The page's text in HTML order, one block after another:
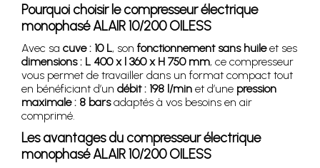
Pourquoi choisir le compresseur électrique
monophasé ALAIR 10/200 OILESS
Avec sa cuve : 10 L, son fonctionnement sans huileet ses
dimensions : L 400 x l 360 x H 750 mm, ce compresseur
vous permet de travailler dans un format compact tout
en bénéficiant d’un débit : 198 l/min et d’une pression
maximale : 8 barsadaptés à vos besoins en air
comprimé.
Les avantages du compresseur électrique
monophasé ALAIR 10/200 OILESS